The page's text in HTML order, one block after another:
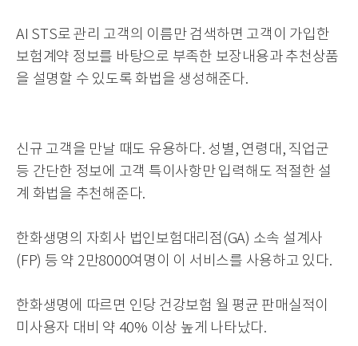
AI STS로 관리 고객의 이름만 검색하면 고객이 가입한
보험계약 정보를 바탕으로 부족한 보장내용과 추천상품
을 설명할 수 있도록 화법을 생성해준다.
신규 고객을 만날 때도 유용하다. 성별, 연령대, 직업군
등 간단한 정보에 고객 특이사항만 입력해도 적절한 설
계 화법을 추천해준다.
한화생명의 자회사 법인보험대리점(GA) 소속 설계사
(FP) 등 약 2만8000여명이 이 서비스를 사용하고 있다.
한화생명에 따르면 인당 건강보험 월 평균 판매실적이
미사용자 대비 약 40% 이상 높게 나타났다.